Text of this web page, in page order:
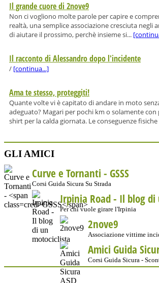
Il grande cuore di 2nove9
Non ci vogliono molte parole per capire e
realtà, una semplice associazione cresciuta negli
di aiutare il prossimo, perchè insieme si...
Il racconto di Alessandro dopo l'incidente
/ [continua...]
Ama te stesso, proteggiti!
Quante volte vi è capitato di andare in moto
adeguato? Magari per pochi km o solamente
shirt per la calda giornata. Le conseguenze fisiche
GLI AMICI
Curve e Tornanti - GSSS
Corsi Guida Sicura Su Strada
Irpinia Road - Il blog
Per chi vuole girare l'Irpinia
2nove9
Associazione vittime
Amici Guida
Corsi Guida Sicura -